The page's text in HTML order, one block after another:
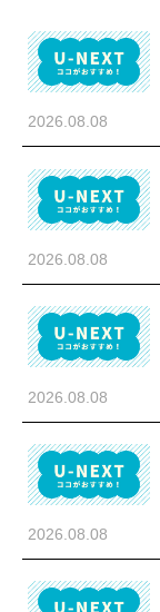
2026.08.08
2026.08.08
2026.08.08
2026.08.08